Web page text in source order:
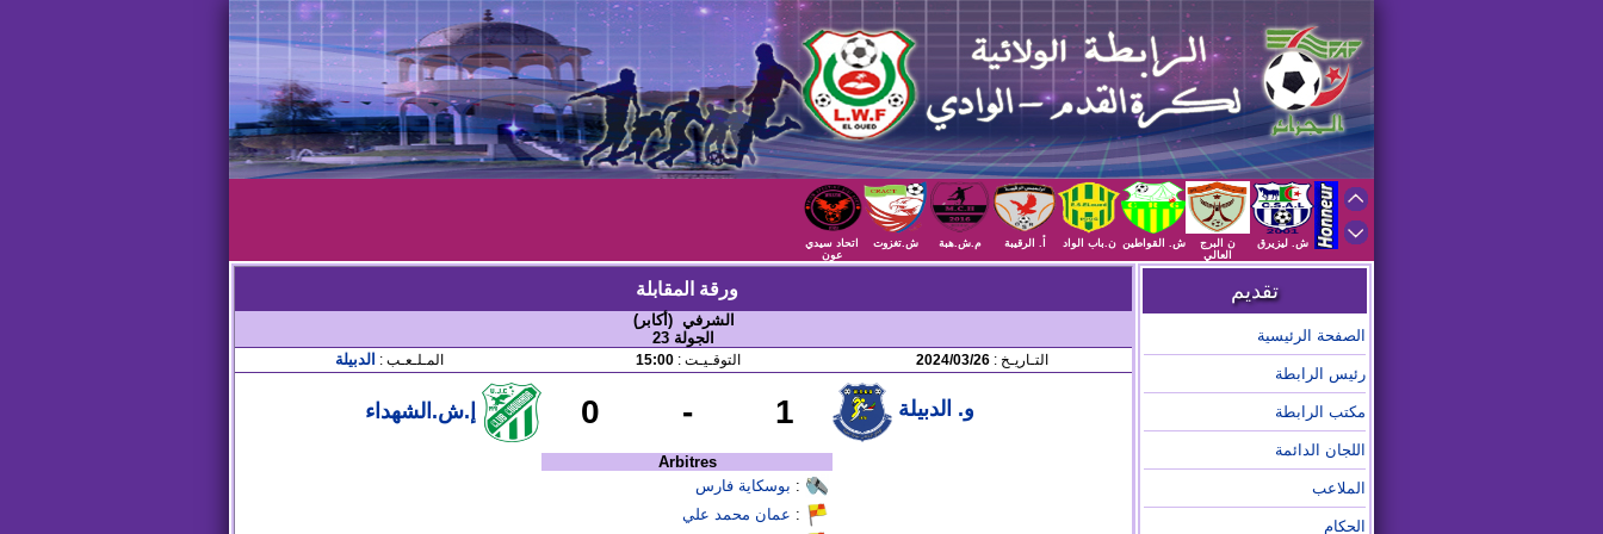
ش. ليزيرق
ن البرج
العالي
ش. القواطين ن.باب الواد أ. الرقيبة م.ش.هبة ش.تغزوت
اتحاد سيدي
عون
تقديم
الصفحة الرئيسية
رئيس الرابطة
مكتب الرابطة
اللجان الدائمة
الملاعب
الحكام
ورقة المقابلة
الشرفي (أكابر)
الجولة 23
التـاريـخ : 2024/03/26 التوقـيـت : 15:00 المـلـعـب : الدبيلة
و. الدبيلة 1
-
0 إ.ش.الشهداء
Arbitres
: بوسكاية فارس
: عمان محمد علي